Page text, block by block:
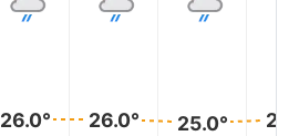
26.0° 26.0° 25.0°